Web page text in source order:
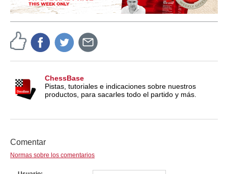
ChessBase
Pistas, tutoriales e indicaciones sobre nuestros
productos, para sacarles todo el partido y más.
Comentar
Normas sobre los comentarios